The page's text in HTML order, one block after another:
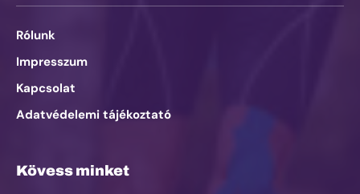
Rólunk
Impresszum
Kapcsolat
Adatvédelemi tájékoztató
Kövess minket